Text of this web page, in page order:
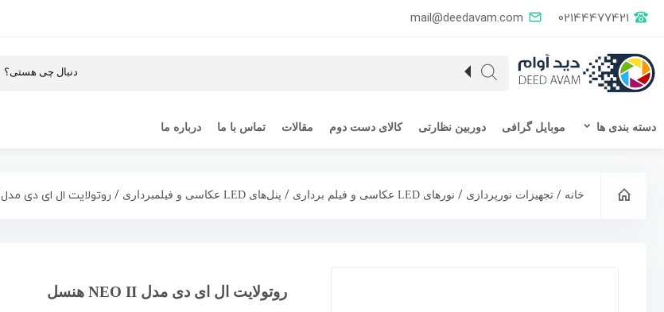
mail@deedavam.com 02144477421
دسته بندی ها موبایل گرافی دوربین نظارتی کالای دست دوم مقالات تماس با ما درباره ما
خانه / تجهیزات نورپردازی / نورهای LED عکاسی و فیلم برداری / پنل‌های LED عکاسی و فیلمبرداری / روتولایت ال ای دی مدل NEO II هنسل
روتولایت ال ای دی مدل NEO II هنسل